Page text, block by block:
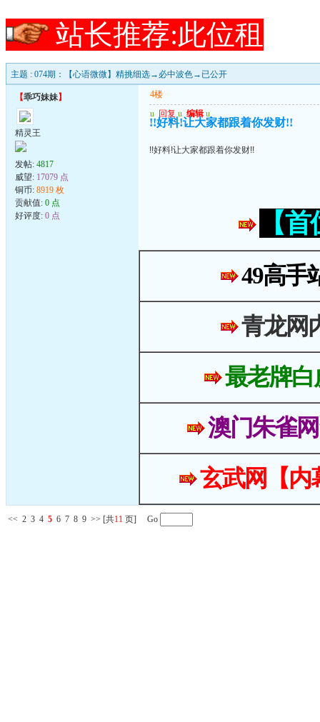
站长推荐:此位租
主题 : 074期：【心语微微】精挑细选→必中波色→已公开
【乖巧妹妹】
精灵王
发帖: 4817
威望: 17079 点
铜币: 8919 枚
贡献值: 0 点
好评度: 0 点
4楼
u 回复 u 编辑 u
!!好料!让大家都跟着你发财!!
!!好料!让大家都跟着你发财!!
【
49高手
青龙网
最老牌白
澳门朱雀
玄武网【
<< 2 3 4 5 6 7 8 9 >> [共11 页] Go